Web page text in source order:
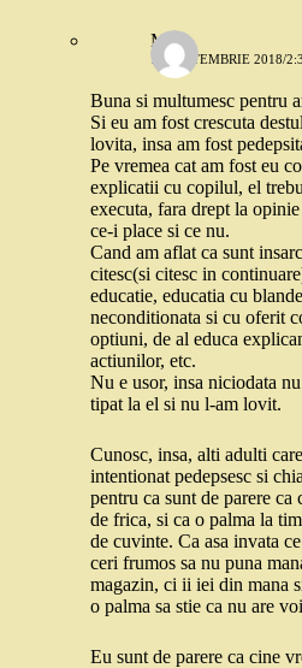
Mari
18 SEPTEMBRIE 2018/
Buna si multumesc pentru
Si eu am fost crescuta
lovita, insa am fost
Pe vremea cat am fost eu
explicatii cu copilul, el
executa, fara drept la
ce-i place si ce nu.
Cand am aflat ca sunt
citesc(si citesc in
educatie, educatia cu
neconditionata si cu oferit
optiuni, de al educa
actiunilor, etc.
Nu e usor, insa niciodata
tipat la el si nu l-am lovit.
Cunosc, insa, alti adulti
intentionat pedepsesc si
pentru ca sunt de parere ca
de frica, si ca o palma la
de cuvinte. Ca asa invata
ceri frumos sa nu puna
magazin, ci ii iei din mana
o palma sa stie ca nu are
Eu sunt de parere ca cine